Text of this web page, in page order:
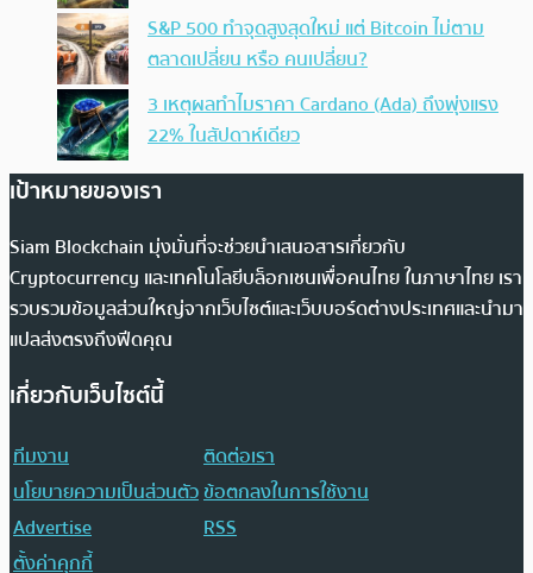
S&P 500 ทำจุดสูงสุดใหม่ แต่ Bitcoin ไม่ตาม
ตลาดเปลี่ยน หรือ คนเปลี่ยน?
3 เหตุผลทำไมราคา Cardano (Ada) ถึงพุ่งแรง
22% ในสัปดาห์เดียว
เป้าหมายของเรา
Siam Blockchain มุ่งมั่นที่จะช่วยนำเสนอสารเกี่ยวกับ
Cryptocurrency และเทคโนโลยีบล็อกเชนเพื่อคนไทย ในภาษาไทย เรา
รวบรวมข้อมูลส่วนใหญ่จากเว็บไซต์และเว็บบอร์ดต่างประเทศและนำมา
แปลส่งตรงถึงฟีดคุณ
เกี่ยวกับเว็บไซต์นี้
ทีมงาน
ติดต่อเรา
นโยบายความเป็นส่วนตัวข้อตกลงในการใช้งาน
Advertise
RSS
ตั้งค่าคุกกี้